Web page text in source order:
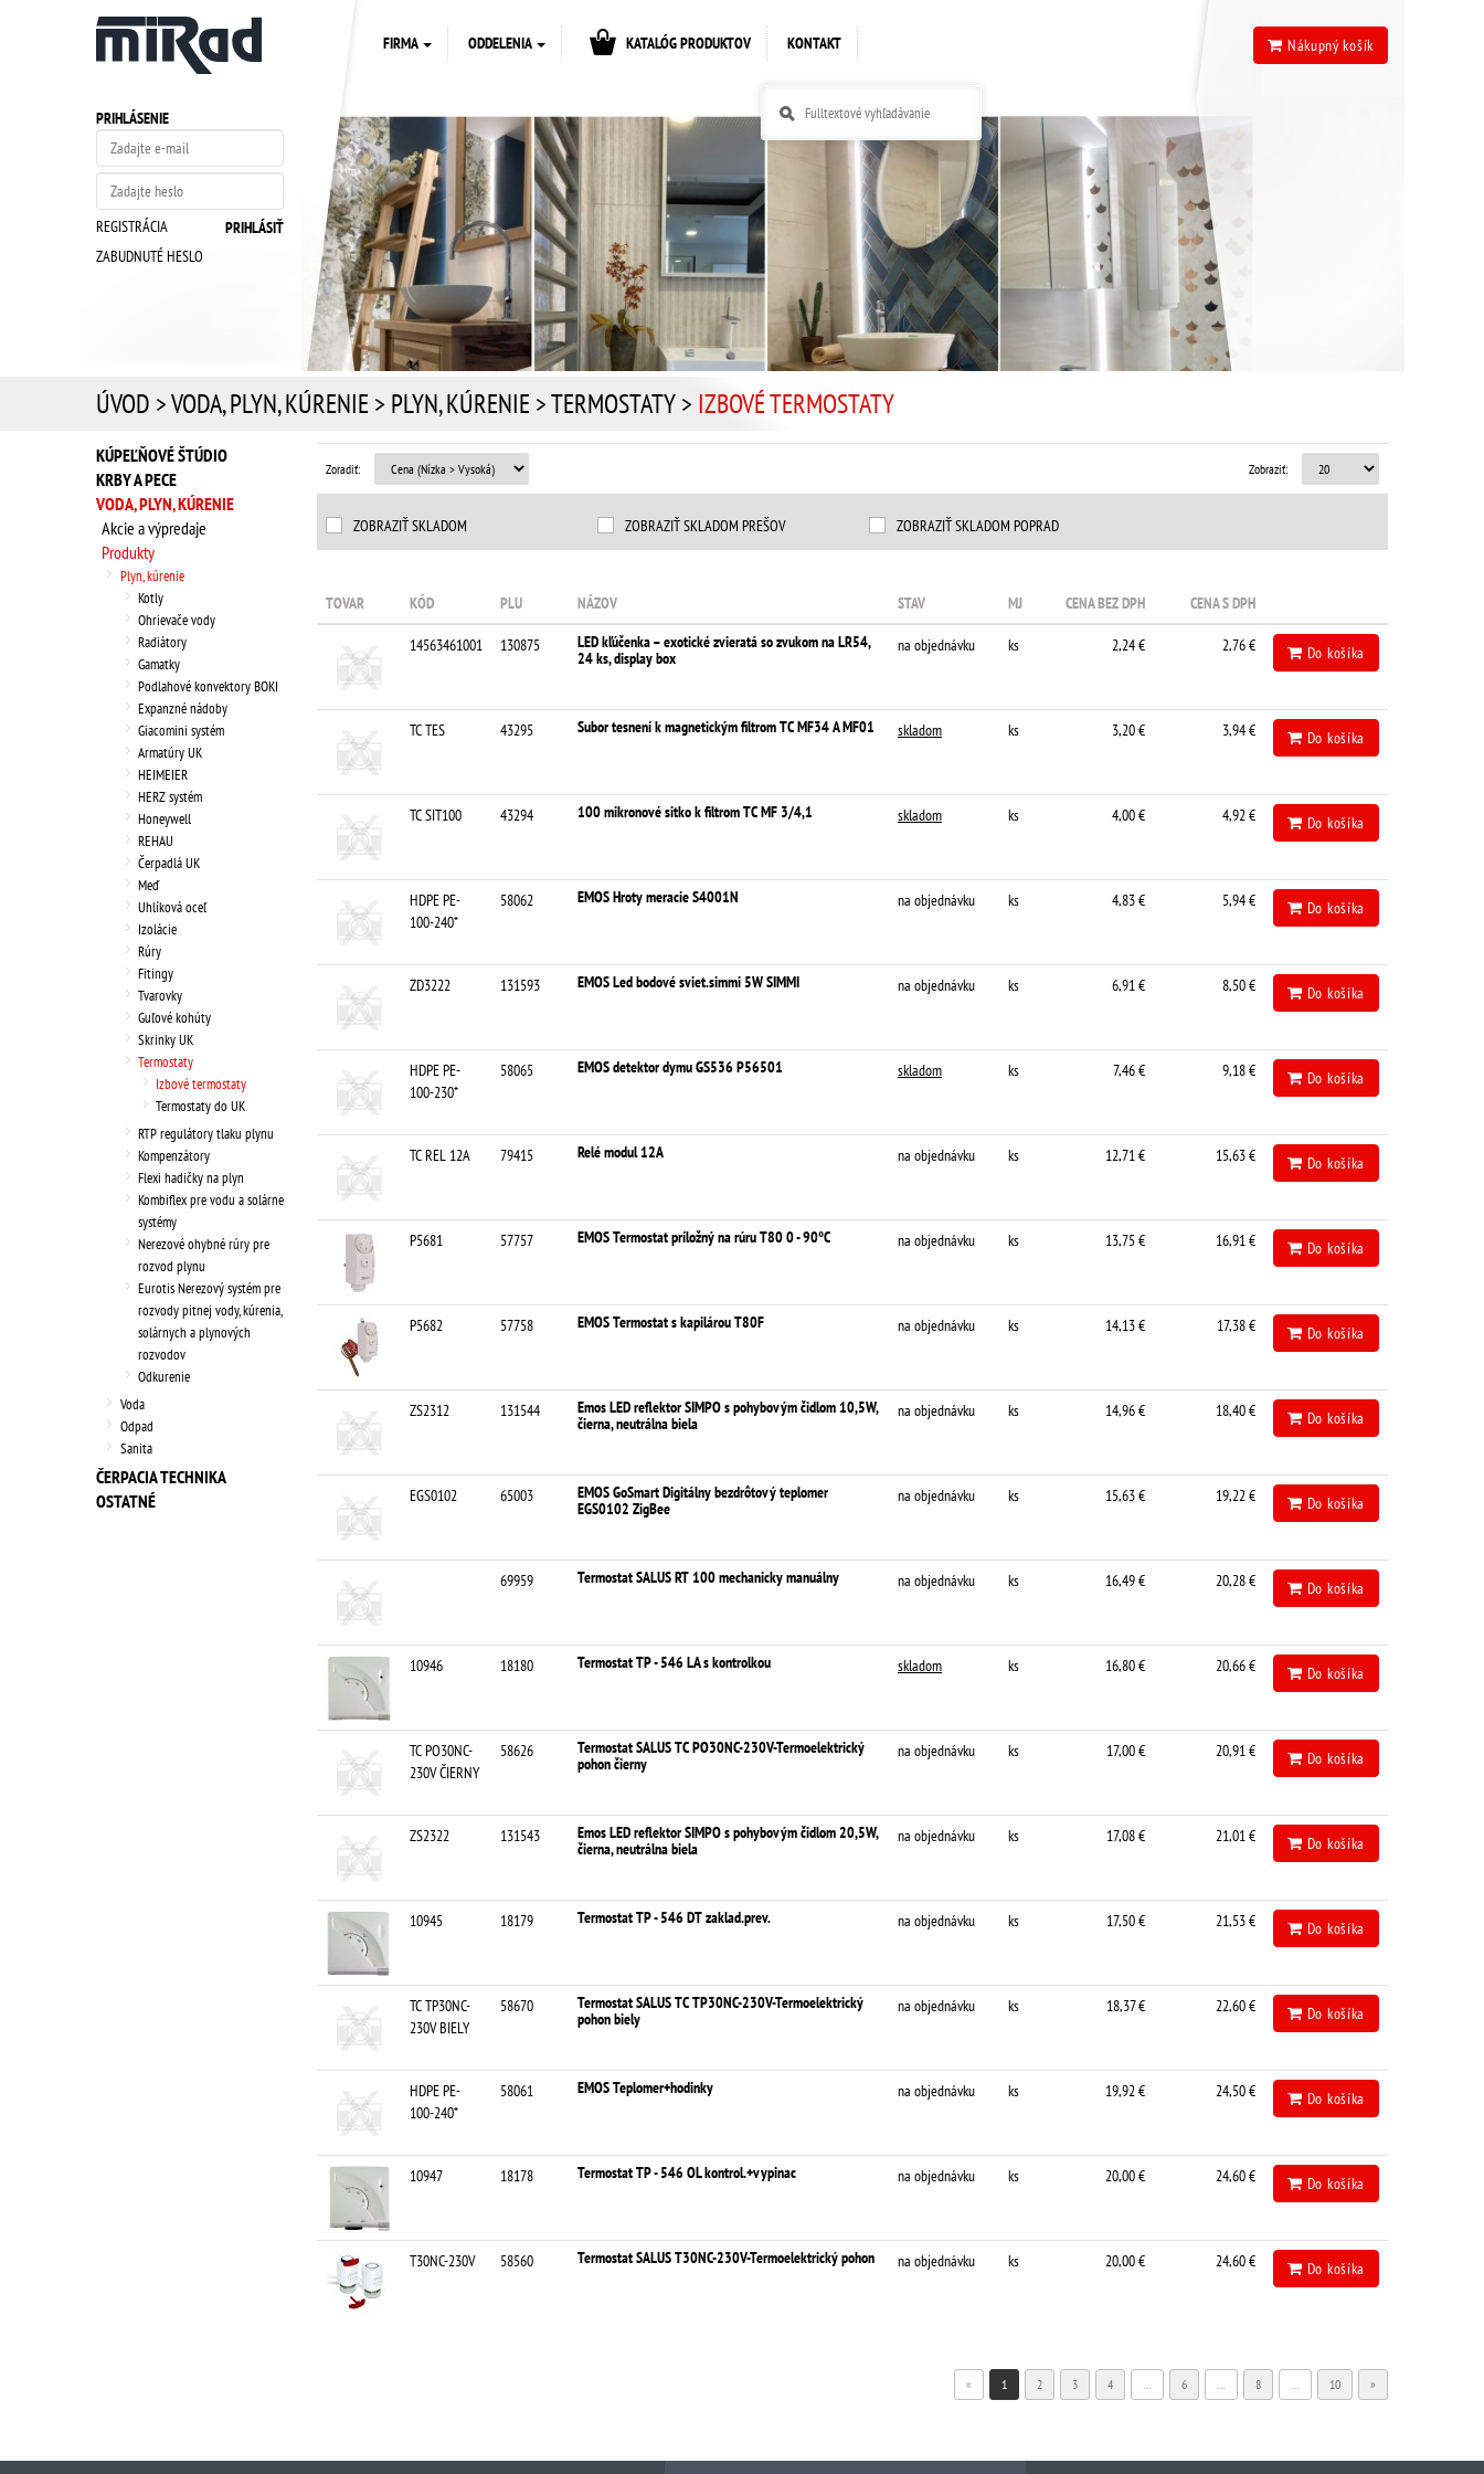
ÚVOD >VODA, PLYN, KÚRENIE> PLYN, KÚRENIE>TERMOSTATY> IZBOVÉ TERMOSTATY
Zoradiť: Zobraziť:
ZOBRAZIŤ SKLADOM ZOBRAZIŤ SKLADOM PREŠOV ZOBRAZIŤ SKLADOM POPRAD
TOVAR KÓD PLU NÁZOV STAV MJ CENA BEZ DPH CENA S DPH
14563461001 130875
LED kľúčenka – exotické zvieratá so zvukom na LR54,
24 ks, display box
na objednávku ks 2,24 € 2,76 € Do košíka
TC TES 43295 Subor tesnení k magnetickým filtrom TC MF34 A MF01 skladom ks 3,20 € 3,94 € Do košíka
TC SIT100 43294 100 mikronové sitko k filtrom TC MF 3/4,1 skladom ks 4,00 € 4,92 € Do košíka
HDPE PE-
100-240*
58062 EMOS Hroty meracie S4001N na objednávku ks 4,83 € 5,94 € Do košíka
ZD3222 131593 EMOS Led bodové sviet.simmi 5W SIMMI na objednávku ks 6,91 € 8,50 € Do košíka
HDPE PE-
100-230*
58065 EMOS detektor dymu GS536 P56501 skladom ks 7,46 € 9,18 € Do košíka
TC REL 12A 79415 Relé modul 12A na objednávku ks 12,71 € 15,63 € Do košíka
P5681 57757 EMOS Termostat príložný na rúru T80 0 - 90°C na objednávku ks 13,75 € 16,91 € Do košíka
P5682 57758 EMOS Termostat s kapilárou T80F na objednávku ks 14,13 € 17,38 € Do košíka
ZS2312 131544
Emos LED reflektor SIMPO s pohybovým čidlom 10,5W,
čierna, neutrálna biela
na objednávku ks 14,96 € 18,40 € Do košíka
EGS0102 65003
EMOS GoSmart Digitálny bezdrôtový teplomer
EGS0102 ZigBee
na objednávku ks 15,63 € 19,22 € Do košíka
69959 Termostat SALUS RT 100 mechanicky manuálny na objednávku ks 16,49 € 20,28 € Do košíka
10946 18180 Termostat TP - 546 LA s kontrolkou skladom ks 16,80 € 20,66 € Do košíka
TC PO30NC-
230V ČIERNY
58626
Termostat SALUS TC PO30NC-230V-Termoelektrický
pohon čierny
na objednávku ks 17,00 € 20,91 € Do košíka
ZS2322 131543
Emos LED reflektor SIMPO s pohybovým čidlom 20,5W,
čierna, neutrálna biela
na objednávku ks 17,08 € 21,01 € Do košíka
10945 18179 Termostat TP - 546 DT zaklad.prev. na objednávku ks 17,50 € 21,53 € Do košíka
TC TP30NC-
230V BIELY
58670
Termostat SALUS TC TP30NC-230V-Termoelektrický
pohon biely
na objednávku ks 18,37 € 22,60 € Do košíka
HDPE PE-
100-240*
58061 EMOS Teplomer+hodinky na objednávku ks 19,92 € 24,50 € Do košíka
10947 18178 Termostat TP - 546 OL kontrol.+vypinac na objednávku ks 20,00 € 24,60 € Do košíka
T30NC-230V 58560 Termostat SALUS T30NC-230V-Termoelektrický pohon na objednávku ks 20,00 € 24,60 € Do košíka
« 1 2 3 4 … 6 … 8 … 10 »
KÚPEĽŇOVÉ ŠTÚDIO
KRBY A PECE
VODA, PLYN, KÚRENIE
Akcie a výpredaje
Produkty
Plyn, kúrenie
Kotly
Ohrievače vody
Radiátory
Gamatky
Podlahové konvektory BOKI
Expanzné nádoby
Giacomini systém
Armatúry UK
HEIMEIER
HERZ systém
Honeywell
REHAU
Čerpadlá UK
Meď
Uhlíková oceľ
Izolácie
Rúry
Fitingy
Tvarovky
Guľové kohúty
Skrinky UK
Termostaty
Izbové termostaty
Termostaty do UK
RTP regulátory tlaku plynu
Kompenzátory
Flexi hadičky na plyn
Kombiflex pre vodu a solárne
systémy
Nerezové ohybné rúry pre
rozvod plynu
Eurotis Nerezový systém pre
rozvody pitnej vody, kúrenia,
solárnych a plynových
rozvodov
Odkurenie
Voda
Odpad
Sanita
ČERPACIA TECHNIKA
OSTATNÉ
PRIHLÁSENIE
REGISTRÁCIA
ZABUDNUTÉ HESLO
Nákupný košík
FIRMA ODDELENIA KATALÓG PRODUKTOV KONTAKT